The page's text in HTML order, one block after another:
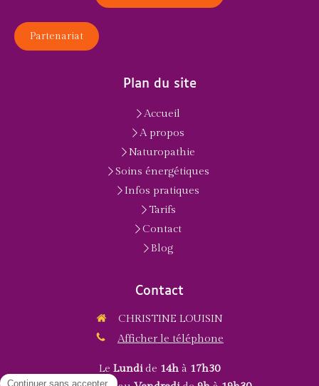
Partenariat
Plan du site
Accueil
A propos
Naturopathie
Soins énergétiques
Infos pratiques
Tarifs
Contact
Blog
Contact
CHRISTINE LOUISIN
Afficher le téléphone
Le Lundide 14h à 17h30